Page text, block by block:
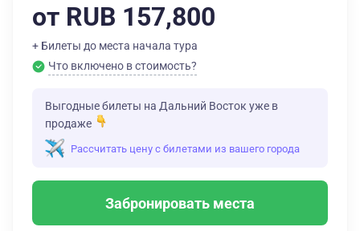
от RUB 157,800
+ Билеты до места начала тура
Что включено в стоимость?
Выгодные билеты на Дальний Восток уже в
продаже
Рассчитать цену с билетами из вашего города
Забронировать места